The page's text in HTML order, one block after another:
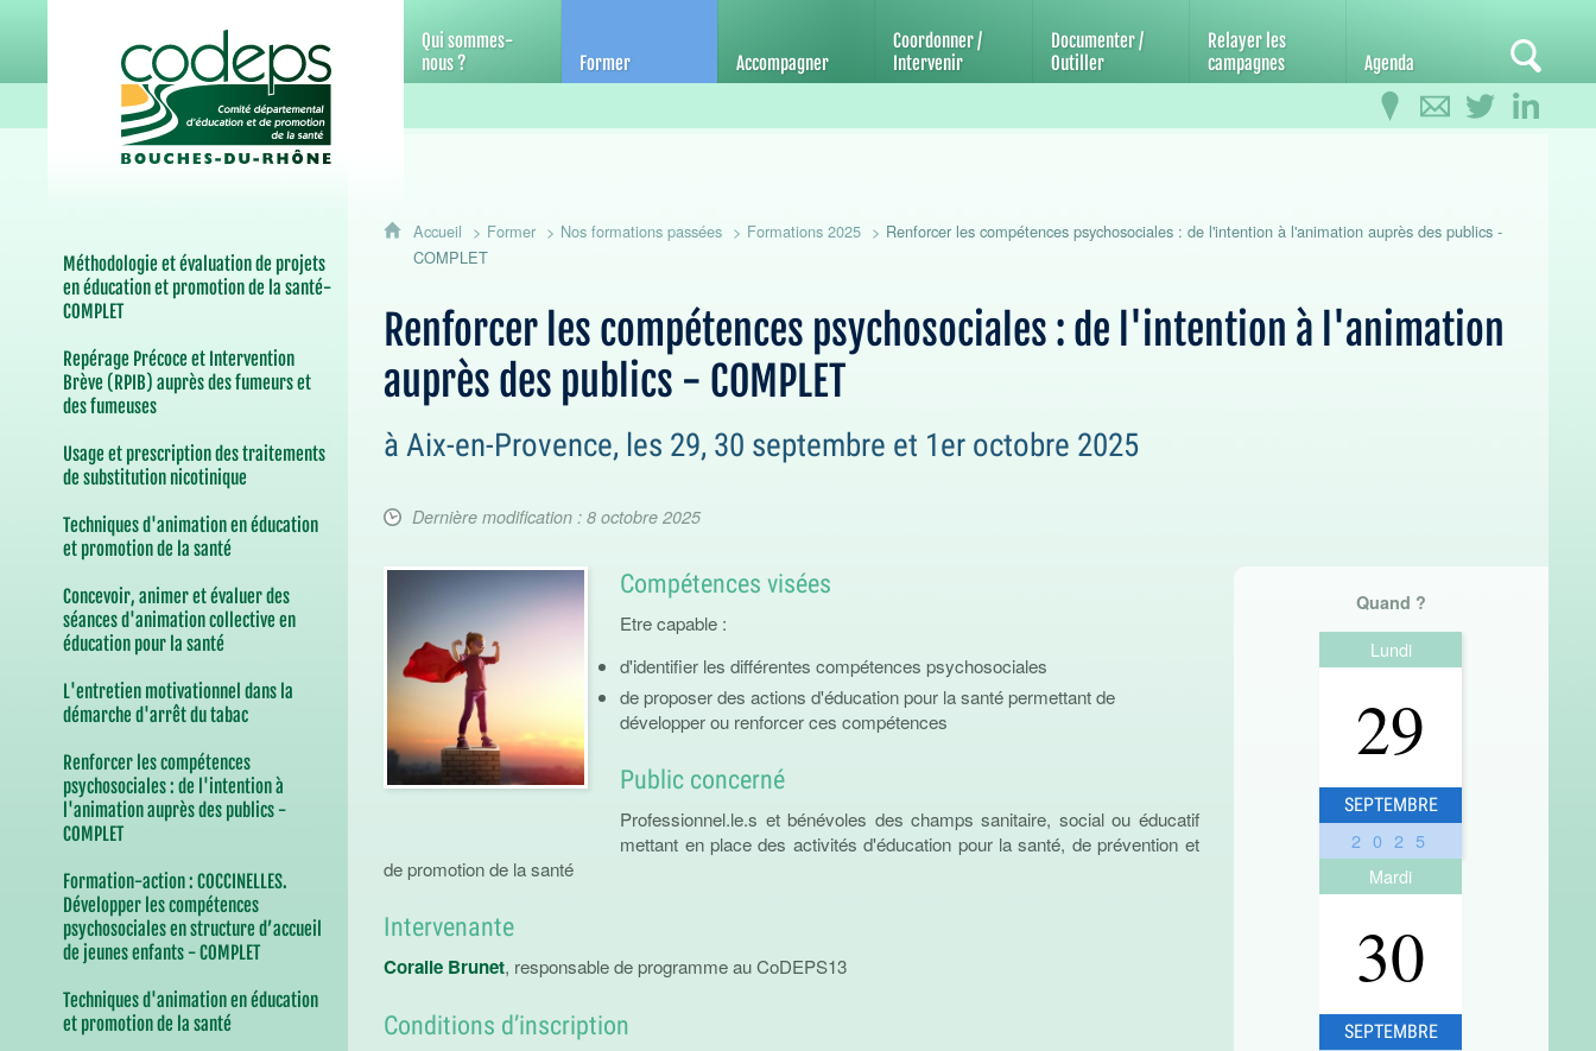
Qui sommes-
nous ?
Former Accompagner
Coordonner /
Intervenir
Documenter /
Outiller
Relayer les
campagnes
Agenda
Méthodologie et évaluation de projets
en éducation et promotion de la santé-
COMPLET
Repérage Précoce et Intervention
Brève (RPIB) auprès des fumeurs et
des fumeuses
Usage et prescription des traitements
de substitution nicotinique
Techniques d'animation en éducation
et promotion de la santé
Concevoir, animer et évaluer des
séances d'animation collective en
éducation pour la santé
L'entretien motivationnel dans la
démarche d'arrêt du tabac
Renforcer les compétences
psychosociales : de l'intention à
l'animation auprès des publics -
COMPLET
Formation-action : COCCINELLES.
Développer les compétences
psychosociales en structure d’accueil
de jeunes enfants - COMPLET
Techniques d'animation en éducation
et promotion de la santé
Accueil Former Nos formations passées Formations 2025
Renforcer les compétences psychosociales : de l'intention à l'animation auprès des publics -
COMPLET
Renforcer les compétences psychosociales : de l'intention à l'animation
auprès des publics - COMPLET
à Aix-en-Provence, les 29, 30 septembre et 1er octobre 2025
Dernière modification : 8 octobre 2025
Compétences visées
Etre capable :
d'identifier les différentes compétences psychosociales
de proposer des actions d'éducation pour la santé permettant de
développer ou renforcer ces compétences
Public concerné
Professionnel.le.s et bénévoles des champs sanitaire, social ou éducatif
mettant en place des activités d'éducation pour la santé, de prévention et
de promotion de la santé
Intervenante
Coralie Brunet, responsable de programme au CoDEPS13
Conditions d’inscription
Quand ?
Lundi
29
SEPTEMBRE
2025
Mardi
30
SEPTEMBRE